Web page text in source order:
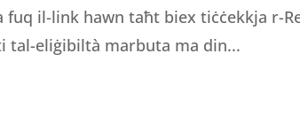
fuq il-link hawn taħt biex tiċċekkja r-
tal-eliġibiltà marbuta ma din...